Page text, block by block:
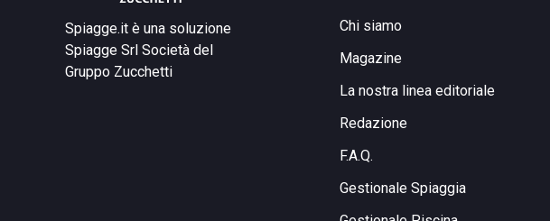
Spiagge.it è una soluzione
Spiagge Srl Società del
Gruppo Zucchetti
Chi siamo
Magazine
La nostra linea editoriale
Redazione
F.A.Q.
Gestionale Spiaggia